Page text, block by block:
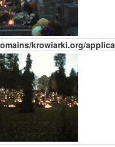
krowiarki.org/